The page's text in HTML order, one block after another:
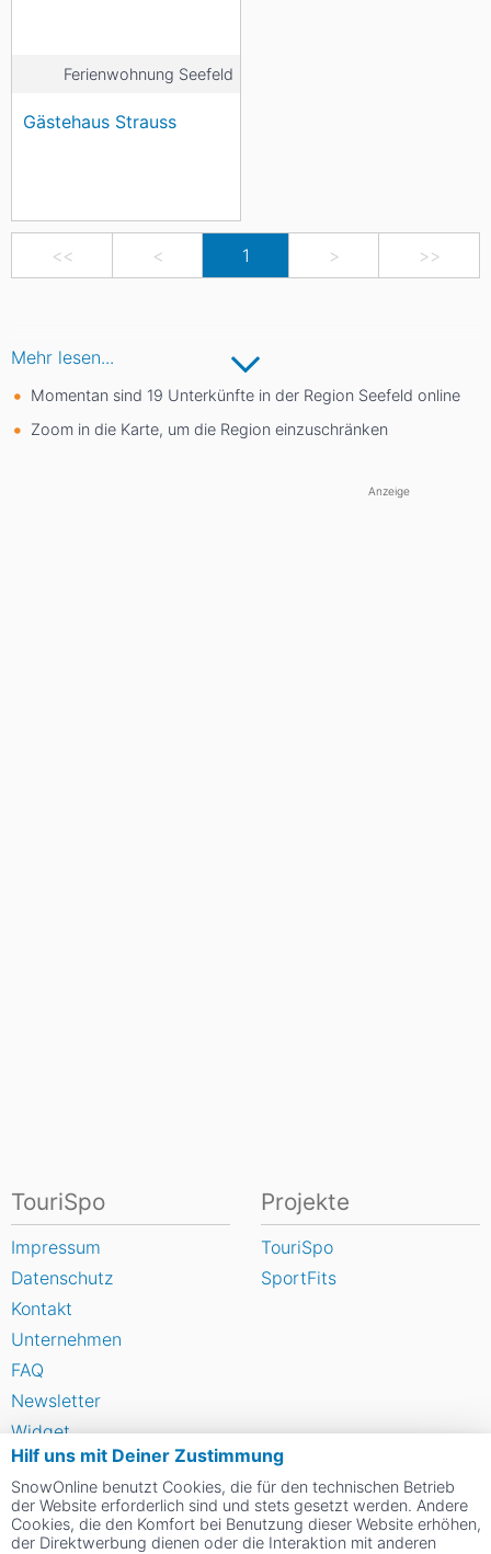
Ferienwohnung Seefeld
Gästehaus Strauss
<< < 1 > >>
Mehr lesen...
Momentan sind 19 Unterkünfte in der Region Seefeld online
Zoom in die Karte, um die Region einzuschränken
Anzeige
Hilf uns mit Deiner Zustimmung
SnowOnline benutzt Cookies, die für den technischen Betrieb
der Website erforderlich sind und stets gesetzt werden. Andere
Cookies, die den Komfort bei Benutzung dieser Website erhöhen,
der Direktwerbung dienen oder die Interaktion mit anderen
TouriSpo
Impressum
Datenschutz
Kontakt
Unternehmen
FAQ
Newsletter
Widget
Umfragen
Skigebiet bewerten
Projekte
TouriSpo
SportFits